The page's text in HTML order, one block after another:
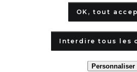
OK, tout
Interdire tous les
Personnaliser